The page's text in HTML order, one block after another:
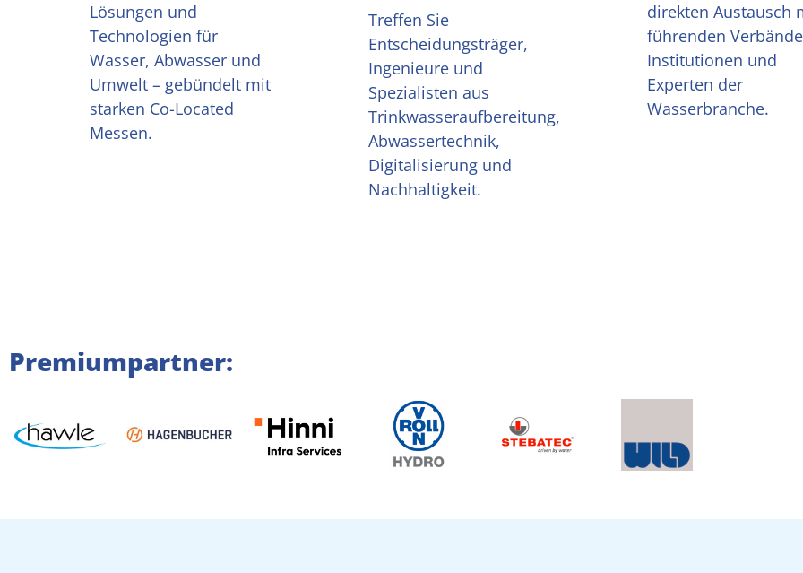
Lösungen und
Technologien für
Wasser, Abwasser und
Umwelt – gebündelt mit
starken Co-Located
Messen.
Treffen Sie
Entscheidungsträger,
Ingenieure und
Spezialisten aus
Trinkwasseraufbereitung,
Abwassertechnik,
Digitalisierung und
Nachhaltigkeit.
direkten Austausch
führenden
Institutionen und
Experten der
Wasserbranche.
Premiumpartner: